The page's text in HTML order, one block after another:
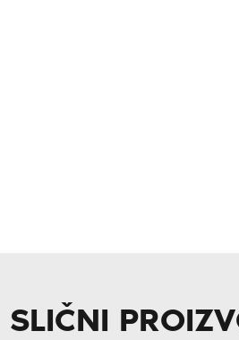
SLIČNI